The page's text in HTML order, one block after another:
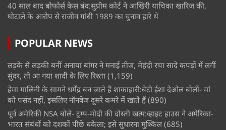
40 साल बाद बोफोर्स केस बंद:सुप्रीम कोर्ट ने आखिरी याचिका खारिज की,
घोटाले के आरोप से राजीव गांधी 1989 का चुनाव हारे थे
POPULAR NEWS
लड़के से लड़की बनीं अनाया बांगर ने मनाई तीज, मेहंदी रचा सादे कपड़ों में लगीं
सुंदर, तो आ गया शादी के लिए रिश्ता (1,159)
हेमा मालिनी के सामने धर्मेंद्र बन जाते हैं शाकाहारी:बेटी ईशा देओल बोलीं- मां
को पसंद नहीं, इसलिए नॉनवेज दूसरे कमरे में खाते हैं (890)
पूर्व अमेरिकी NSA बोले- ट्रम्प-मोदी की दोस्ती खत्म:व्हाइट हाउस ने अमेरिका-
भारत संबंधों को दशकों पीछे धकेला; इसे सुधारना मुश्किल (685)